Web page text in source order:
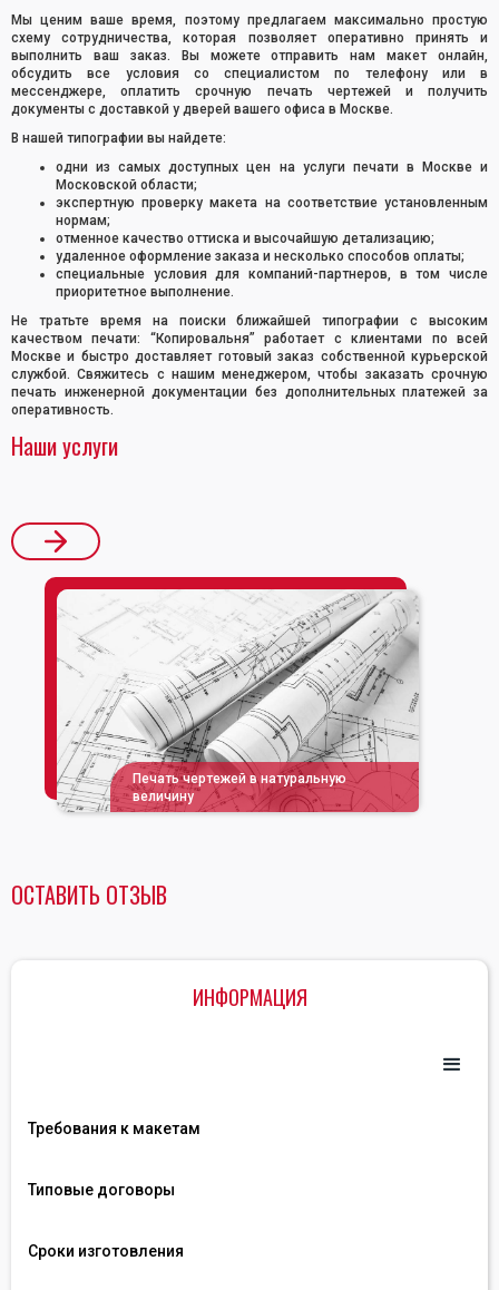
ИНФОРМАЦИЯ
Требования к макетам
Типовые договоры
Сроки изготовления
Мы ценим ваше время, поэтому предлагаем максимально простую
схему сотрудничества, которая позволяет оперативно принять и
выполнить ваш заказ. Вы можете отправить нам макет онлайн,
обсудить все условия со специалистом по телефону или в
мессенджере, оплатить срочную печать чертежей и получить
документы с доставкой у дверей вашего офиса в Москве.
В нашей типографии вы найдете:
одни из самых доступных цен на услуги печати в Москве и
Московской области;
экспертную проверку макета на соответствие установленным
нормам;
отменное качество оттиска и высочайшую детализацию;
удаленное оформление заказа и несколько способов оплаты;
специальные условия для компаний-партнеров, в том числе
приоритетное выполнение.
Не тратьте время на поиски ближайшей типографии с высоким
качеством печати: “Копировальня” работает с клиентами по всей
Москве и быстро доставляет готовый заказ собственной курьерской
службой. Свяжитесь с нашим менеджером, чтобы заказать срочную
печать инженерной документации без дополнительных платежей за
оперативность.
Наши услуги
Печать чертежей в натуральную
величину
ОСТАВИТЬ ОТЗЫВ